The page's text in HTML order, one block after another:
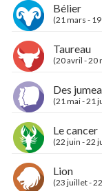
Bélier
(21 mars -
Taureau
(20 avril - 20
Des
(21 mai - 21
Le cancer
(22 juin - 22
Lion
(23 juillet -